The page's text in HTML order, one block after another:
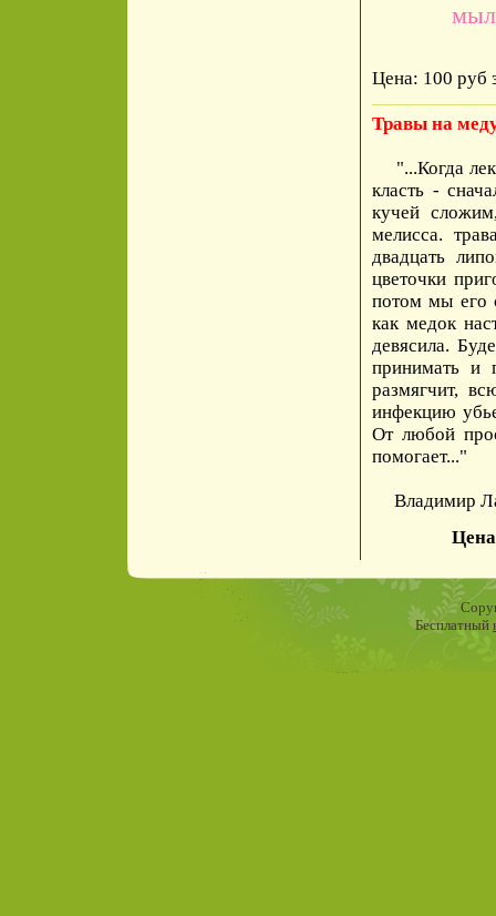
Цена: 100 руб
Травы на
"...Когда
класть -
кучей
мелисса.
двадцать
цветочки
потом мы его
как медок
девясила.
принимать и
размягчит,
инфекцию
От любой
помогает..."
Владимир
Бесплатный